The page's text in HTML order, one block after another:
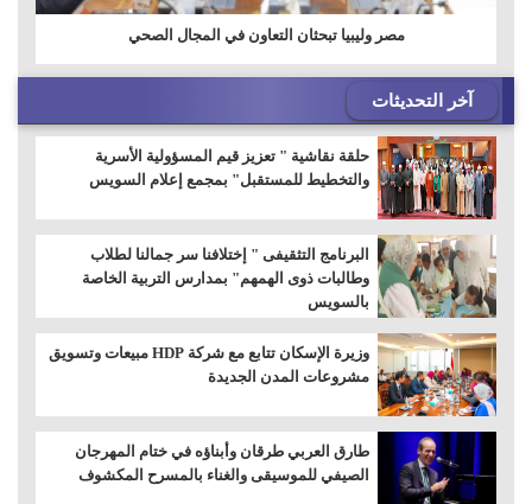
مصر وليبيا تبحثان التعاون في المجال الصحي
آخر التحديثات
حلقة نقاشية " تعزيز قيم المسؤولية الأسرية
والتخطيط للمستقبل" بمجمع إعلام السويس
البرنامج التثقيفى " إختلافنا سر جمالنا لطلاب
وطالبات ذوى الهمهم" بمدارس التربية الخاصة
بالسويس
وزيرة الإسكان تتابع مع شركة HDP مبيعات وتسويق
مشروعات المدن الجديدة
طارق العربي طرقان وأبناؤه في ختام المهرجان
الصيفي للموسيقى والغناء بالمسرح المكشوف